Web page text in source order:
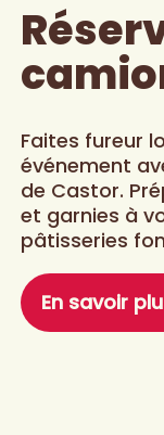
Faites fureur
événement
de Castor.
et garnies à
pâtisseries
En savoir